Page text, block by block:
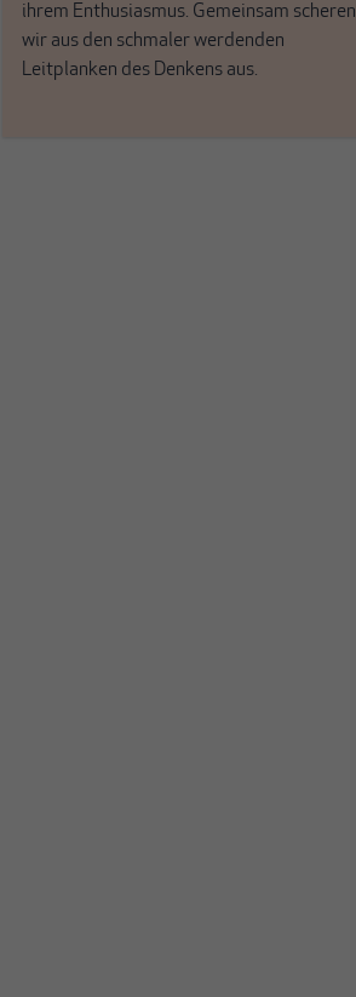
ihrem Enthusiasmus. Gemeinsam scheren
wir aus den schmaler werdenden
Leitplanken des Denkens aus.